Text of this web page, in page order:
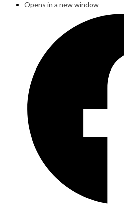
Opens in a new window